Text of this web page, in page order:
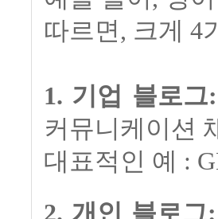
따르면, 크게 4
1. 기업 블로그:
커뮤니케이션
대표적인 예 :
2. 개인 블로그: